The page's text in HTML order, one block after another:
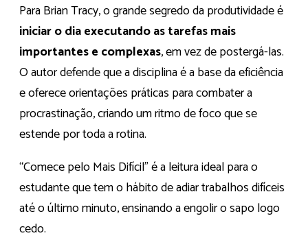
Para Brian Tracy, o grande segredo da produtividade é
iniciar o dia executando as tarefas mais
importantes e complexas, em vez de postergá-las.
O autor defende que a disciplina é a base da eficiência
e oferece orientações práticas para combater a
procrastinação, criando um ritmo de foco que se
estende por toda a rotina.
“Comece pelo Mais Difícil” é a leitura ideal para o
estudante que tem o hábito de adiar trabalhos difíceis
até o último minuto, ensinando a engolir o sapo logo
cedo.